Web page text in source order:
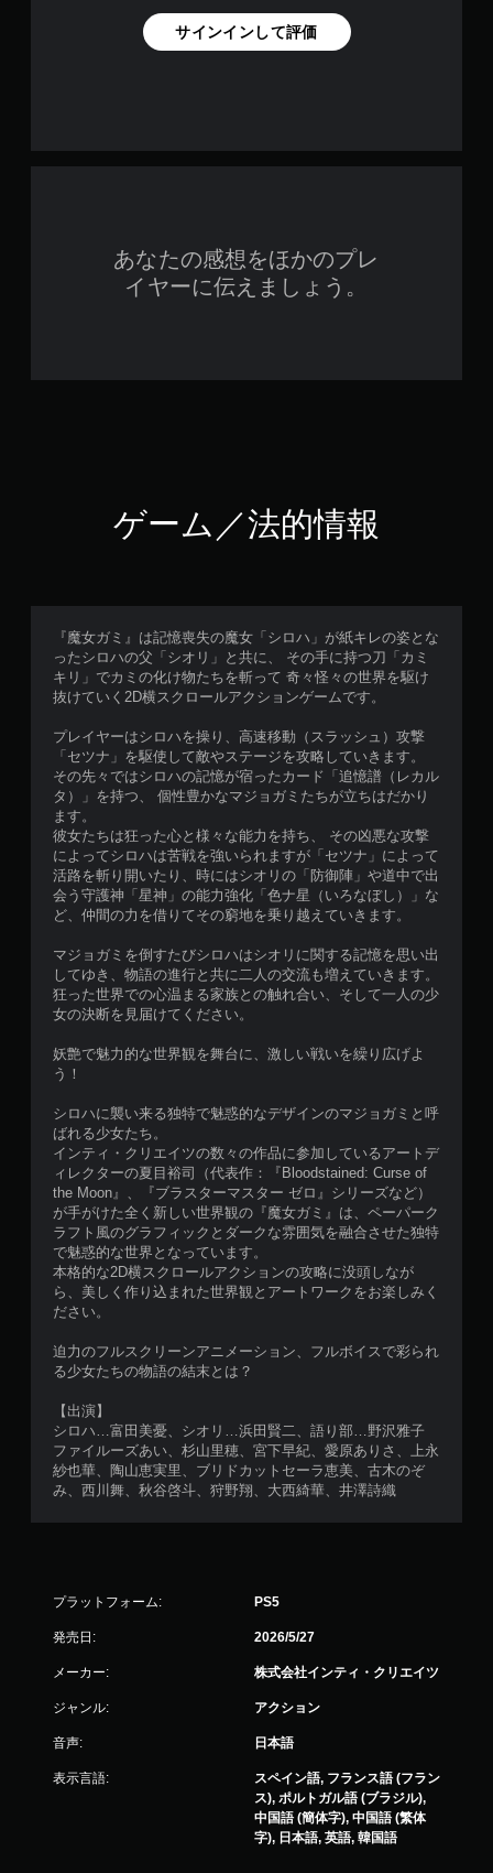
サインインして評価
あなたの感想をほかのプレ
イヤーに伝えましょう。
ゲーム／法的情報
『魔女ガミ』は記憶喪失の魔女「シロハ」が紙キレの姿とな
ったシロハの父「シオリ」と共に、 その手に持つ刀「カミ
キリ」でカミの化け物たちを斬って 奇々怪々の世界を駆け
抜けていく2D横スクロールアクションゲームです。
プレイヤーはシロハを操り、高速移動（スラッシュ）攻撃
「セツナ」を駆使して敵やステージを攻略していきます。
その先々ではシロハの記憶が宿ったカード「追憶譜（レカル
タ）」を持つ、 個性豊かなマジョガミたちが立ちはだかり
ます。
彼女たちは狂った心と様々な能力を持ち、 その凶悪な攻撃
によってシロハは苦戦を強いられますが「セツナ」によって
活路を斬り開いたり、時にはシオリの「防御陣」や道中で出
会う守護神「星神」の能力強化「色ナ星（いろなぼし）」な
ど、仲間の力を借りてその窮地を乗り越えていきます。
マジョガミを倒すたびシロハはシオリに関する記憶を思い出
してゆき、物語の進行と共に二人の交流も増えていきます。
狂った世界での心温まる家族との触れ合い、そして一人の少
女の決断を見届けてください。
妖艶で魅力的な世界観を舞台に、激しい戦いを繰り広げよ
う！
シロハに襲い来る独特で魅惑的なデザインのマジョガミと呼
ばれる少女たち。
インティ・クリエイツの数々の作品に参加しているアートデ
ィレクターの夏目裕司（代表作：『Bloodstained: Curse of
the Moon』、『ブラスターマスター ゼロ』シリーズなど）
が手がけた全く新しい世界観の『魔女ガミ』は、ペーパーク
ラフト風のグラフィックとダークな雰囲気を融合させた独特
で魅惑的な世界となっています。
本格的な2D横スクロールアクションの攻略に没頭しなが
ら、美しく作り込まれた世界観とアートワークをお楽しみく
ださい。
迫力のフルスクリーンアニメーション、フルボイスで彩られ
る少女たちの物語の結末とは？
【出演】
シロハ…富田美憂、シオリ…浜田賢二、語り部…野沢雅子
ファイルーズあい、杉山里穂、宮下早紀、愛原ありさ、上永
紗也華、陶山恵実里、ブリドカットセーラ恵美、古木のぞ
み、西川舞、秋谷啓斗、狩野翔、大西綺華、井澤詩織
プラットフォーム: PS5
発売日: 2026/5/27
メーカー: 株式会社インティ・クリエイツ
ジャンル: アクション
音声: 日本語
表示言語:
スペイン語, フランス語 (フラン
ス), ポルトガル語 (ブラジル),
中国語 (簡体字), 中国語 (繁体
字), 日本語, 英語, 韓国語